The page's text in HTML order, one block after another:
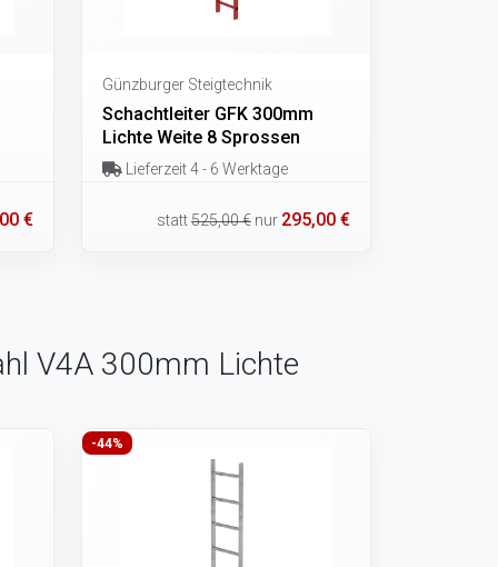
€
Günzburger Steigtechnik
Schachtleiter GFK 300mm
Lichte Weite 8 Sprossen
Lieferzeit 4 - 6 Werktage
statt525,00 € nur 295,00 €
V4A 300mm Lichte
-44%